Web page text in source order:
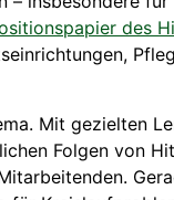
des
Mit gezielten
Folgen von